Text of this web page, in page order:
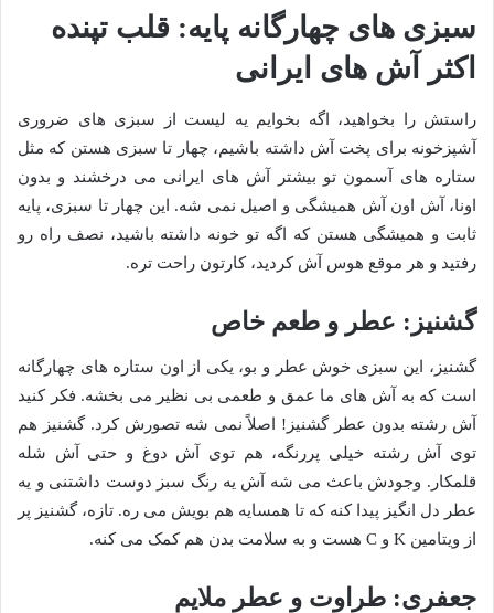
سبزی های چهارگانه پایه: قلب تپنده
اکثر آش های ایرانی
راستش را بخواهید، اگه بخوایم یه لیست از سبزی های ضروری
آشپزخونه برای پخت آش داشته باشیم، چهار تا سبزی هستن که مثل
ستاره های آسمون تو بیشتر آش های ایرانی می درخشند و بدون
اونا، آش اون آش همیشگی و اصیل نمی شه. این چهار تا سبزی، پایه
ثابت و همیشگی هستن که اگه تو خونه داشته باشید، نصف راه رو
رفتید و هر موقع هوس آش کردید، کارتون راحت تره.
گشنیز: عطر و طعم خاص
گشنیز، این سبزی خوش عطر و بو، یکی از اون ستاره های چهارگانه
است که به آش های ما عمق و طعمی بی نظیر می بخشه. فکر کنید
آش رشته بدون عطر گشنیز! اصلاً نمی شه تصورش کرد. گشنیز هم
توی آش رشته خیلی پررنگه، هم توی آش دوغ و حتی آش شله
قلمکار. وجودش باعث می شه آش یه رنگ سبز دوست داشتنی و یه
عطر دل انگیز پیدا کنه که تا همسایه هم بویش می ره. تازه، گشنیز پر
از ویتامین K و C هست و به سلامت بدن هم کمک می کنه.
جعفری: طراوت و عطر ملایم